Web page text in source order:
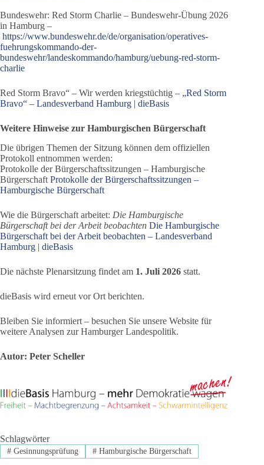
Bundeswehr: Red Storm Charlie – Bundeswehr-Übung 2026
in Hamburg –
https://www.bundeswehr.de/de/organisation/operatives-
fuehrungskommando-der-
bundeswehr/landeskommando/hamburg/uebung-red-storm-
charlie
Red Storm Bravo“ – Wir werden kriegstüchtig – „Red Storm
Bravo“ – Landesverband Hamburg | dieBasis
Weitere Hinweise zur Hamburgischen Bürgerschaft
Die übrigen Themen der Sitzung können dem offiziellen
Protokoll entnommen werden:
Protokolle der Bürgerschaftssitzungen – Hamburgische
Bürgerschaft Protokolle der Bürgerschaftssitzungen –
Hamburgische Bürgerschaft
Wie die Bürgerschaft arbeitet: Die Hamburgische
Bürgerschaft bei der Arbeit beobachten Die Hamburgische
Bürgerschaft bei der Arbeit beobachten – Landesverband
Hamburg | dieBasis
Die nächste Plenarsitzung findet am 1. Juli 2026 statt.
dieBasis wird erneut vor Ort berichten.
Bleiben Sie informiert – besuchen Sie unsere Website für
weitere Analysen zur Hamburger Landespolitik.
Autor: Peter Scheller
Schlagwörter
#Gesinnungsprüfung #Hamburgische Bürgerschaft